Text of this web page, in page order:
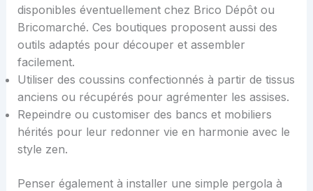
disponibles éventuellement chez Brico Dépôt ou
Bricomarché. Ces boutiques proposent aussi des
outils adaptés pour découper et assembler
facilement.
Utiliser des coussins confectionnés à partir de tissus
anciens ou récupérés pour agrémenter les assises.
Repeindre ou customiser des bancs et mobiliers
hérités pour leur redonner vie en harmonie avec le
style zen.
Penser également à installer une simple pergola à